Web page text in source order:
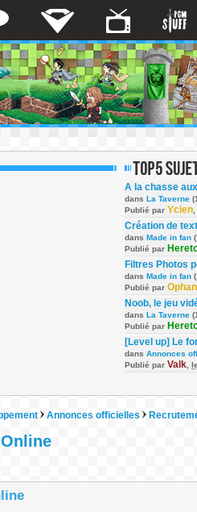
A la chasse
dans La Taverne
Publié par Ycien
Création de
dans Made in fan
Publié par
Filtres Photos
dans Made in fan
Publié par
Noob, le jeu
dans La Taverne
Publié par
[Level up] Le
dans Annonces
Publié par Valk
Annonces officielles